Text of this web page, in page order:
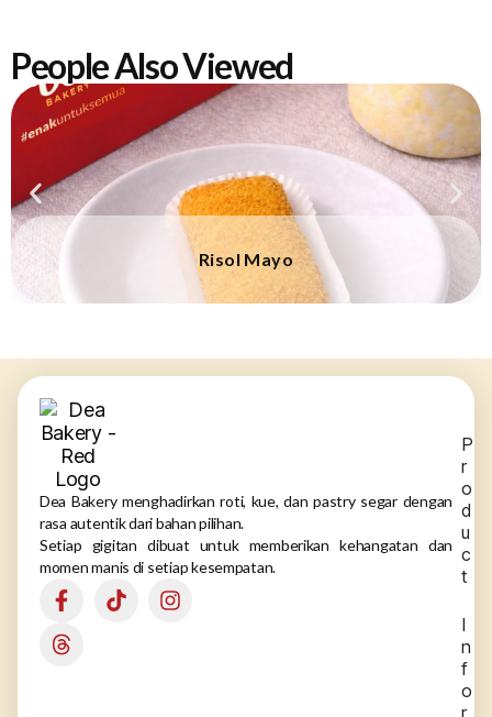
People Also Viewed
Risol Mayo
Dea Bakery menghadirkan roti, kue, dan pastry segar dengan
rasa autentik dari bahan pilihan.
Setiap gigitan dibuat untuk memberikan kehangatan dan
momen manis di setiap kesempatan.
P
r
o
d
u
c
t
I
n
f
o
r